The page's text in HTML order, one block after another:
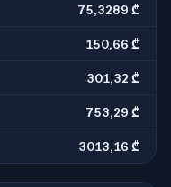
75,3289 ₾
150,66 ₾
301,32 ₾
753,29 ₾
3013,16 ₾